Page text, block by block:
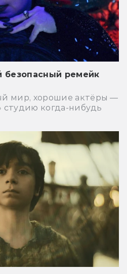
безопасный ремейк
мир, хорошие актёры —
студию когда-нибудь